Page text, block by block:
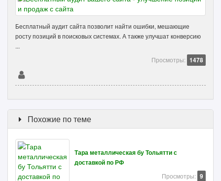
Бесплатный аудит сайта позволит найти ошибки, мешающие
росту позиций в поисковых системах. А также улучшат конверсию
...
Просмотры: 1478
Похожие по теме
Тара металлическая бу Тольятти с
доставкой по РФ
Просмотры: 9